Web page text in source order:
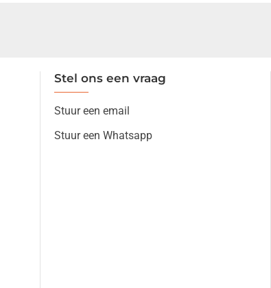
Stel ons een vraag
Stuur een email
Stuur een Whatsapp